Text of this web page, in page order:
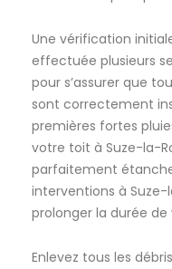
Une vérification
effectuée plusieurs
pour s’assurer que
sont correctement
premières fortes
votre toit à Suze-la-
parfaitement
interventions à
prolonger la durée
Enlevez tous les